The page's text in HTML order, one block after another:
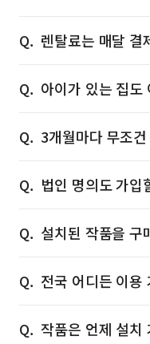
렌탈료는 매달 결
아이가 있는 집도
3개월마다 무조
법인 명의도 가입
설치된 작품을 구
전국 어디든 이용
작품은 언제 설치